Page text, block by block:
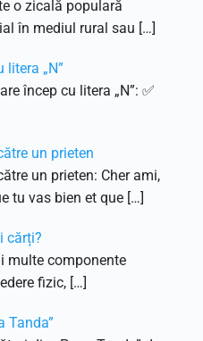
o zicală populară
în mediul rural sau […]
„N”
încep cu litera „N”: ✅
un prieten
un prieten: Cher ami,
tu vas bien et que […]
cărți?
multe componente
fizic, […]
Tanda”